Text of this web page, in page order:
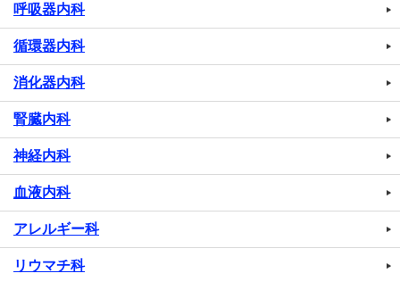
呼吸器内科
循環器内科
消化器内科
腎臓内科
神経内科
血液内科
アレルギー科
リウマチ科